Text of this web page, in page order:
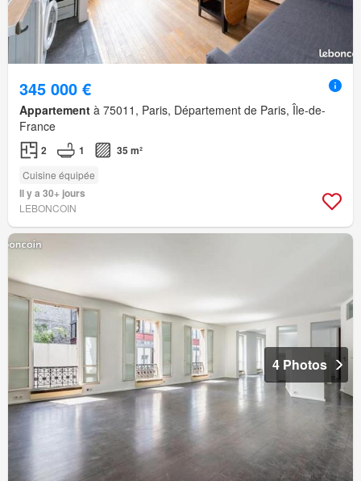
345 000 €
Appartement à 75011, Paris, Département de Paris, Île-de-
France
2 1 35 m²
Cuisine équipée
Il y a 30+ jours
LEBONCOIN
4 Photos